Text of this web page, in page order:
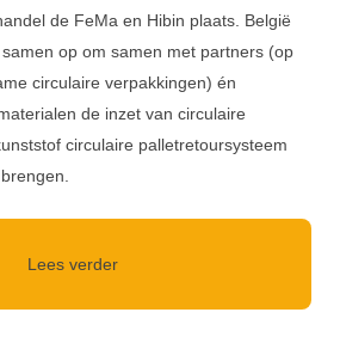
de FeMa en Hibin plaats. België
op om samen met partners (op
circulaire verpakkingen) én
de inzet van circulaire
circulaire palletretoursysteem
Lees verder